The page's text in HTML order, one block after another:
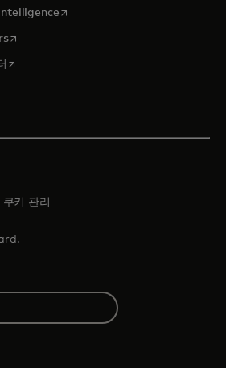
새 탭에서 열림
새 탭에서 열림
새 탭에서 열림
열림
쿠키 관리